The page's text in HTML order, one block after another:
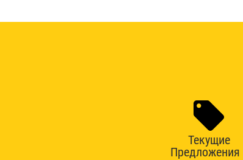
Текущие
Предложения